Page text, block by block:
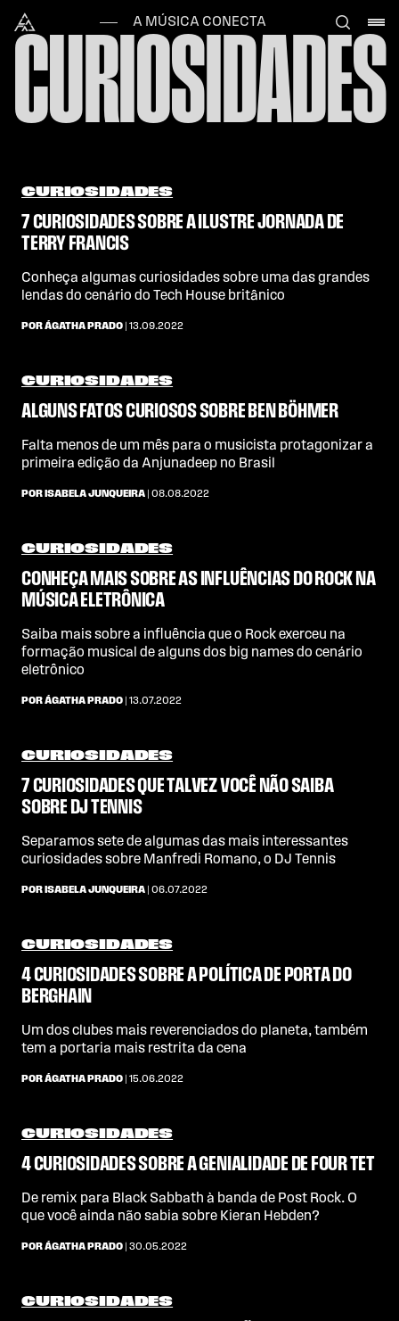
Alataj
A MÚSICA CONECTA
CURIOSIDADES
CURIOSIDADES
7 CURIOSIDADES SOBRE A ILUSTRE JORNADA DE
TERRY FRANCIS
Conheça algumas curiosidades sobre uma das grandes
lendas do cenário do Tech House britânico
POR ÁGATHA PRADO | 13.09.2022
CURIOSIDADES
ALGUNS FATOS CURIOSOS SOBRE BEN BÖHMER
Falta menos de um mês para o musicista protagonizar a
primeira edição da Anjunadeep no Brasil
POR ISABELA JUNQUEIRA | 08.08.2022
CURIOSIDADES
CONHEÇA MAIS SOBRE AS INFLUÊNCIAS DO ROCK NA
MÚSICA ELETRÔNICA
Saiba mais sobre a influência que o Rock exerceu na
formação musical de alguns dos big names do cenário
eletrônico
POR ÁGATHA PRADO | 13.07.2022
CURIOSIDADES
7 CURIOSIDADES QUE TALVEZ VOCÊ NÃO SAIBA
SOBRE DJ TENNIS
Separamos sete de algumas das mais interessantes
curiosidades sobre Manfredi Romano, o DJ Tennis
POR ISABELA JUNQUEIRA | 06.07.2022
CURIOSIDADES
4 CURIOSIDADES SOBRE A POLÍTICA DE PORTA DO
BERGHAIN
Um dos clubes mais reverenciados do planeta, também
tem a portaria mais restrita da cena
POR ÁGATHA PRADO | 15.06.2022
CURIOSIDADES
4 CURIOSIDADES SOBRE A GENIALIDADE DE FOUR TET
De remix para Black Sabbath à banda de Post Rock. O
que você ainda não sabia sobre Kieran Hebden?
POR ÁGATHA PRADO | 30.05.2022
CURIOSIDADES